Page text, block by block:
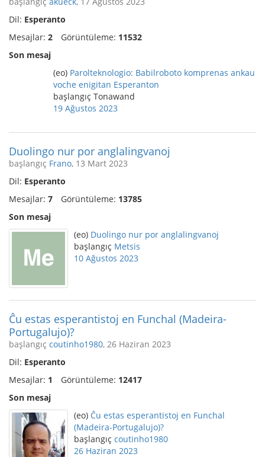
Dil: Esperanto
Mesajlar: 2 Görüntüleme: 11532
Son mesaj
(eo) Parolteknologio: Babilroboto komprenas ankau
voche enigitan Esperanton
başlangıç Tonawand
19 Ağustos 2023
Duolingo nur por anglalingvanoj
başlangıç Frano, 13 Mart 2023
Dil: Esperanto
Mesajlar: 7 Görüntüleme: 13785
Son mesaj
(eo) Duolingo nur por anglalingvanoj
başlangıç Metsis
10 Ağustos 2023
Ĉu estas esperantistoj en Funchal (Madeira-
Portugalujo)?
başlangıç coutinho1980, 26 Haziran 2023
Dil: Esperanto
Mesajlar: 1 Görüntüleme: 12417
Son mesaj
(eo) Ĉu estas esperantistoj en Funchal
(Madeira-Portugalujo)?
başlangıç coutinho1980
26 Haziran 2023